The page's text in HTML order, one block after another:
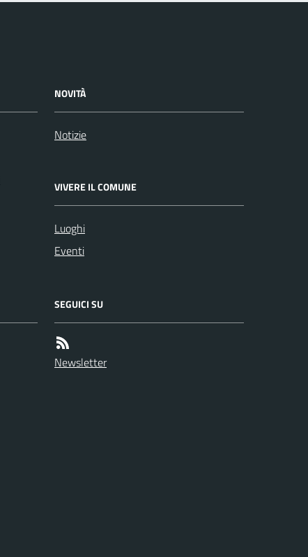
NOVITÀ
Notizie
VIVERE IL COMUNE
Luoghi
Eventi
SEGUICI SU
Newsletter